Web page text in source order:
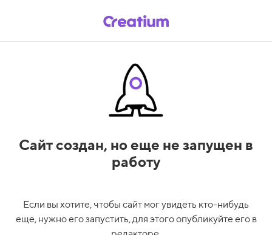
Сайт создан, но еще не запущен в
работу
Если вы хотите, чтобы сайт мог увидеть кто-нибудь
еще, нужно его запустить, для этого опубликуйте его в